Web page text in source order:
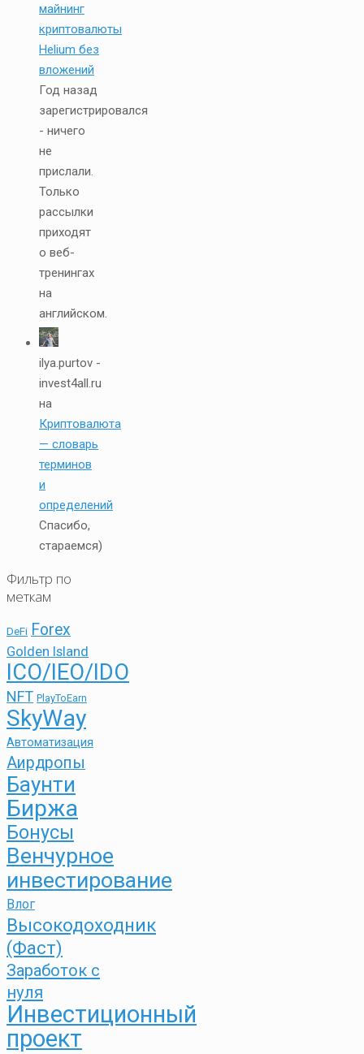
майнинг
криптовалюты
Helium без
вложений
Год назад
зарегистрировался
- ничего
не
прислали.
Только
рассылки
приходят
о веб-
тренингах
на
английском.
ilya.purtov -
invest4all.ru
на
Криптовалюта
— словарь
терминов
и
определений
Спасибо,
стараемся)
Фильтр по
меткам
DeFi Forex
Golden Island
ICO/IEO/IDO
NFT PlayToEarn
SkyWay
Автоматизация
Аирдропы
Баунти
Биржа
Бонусы
Венчурное
инвестирование
Влог
Высокодоходник
(Фаст)
Заработок с
нуля
Инвестиционный
проект